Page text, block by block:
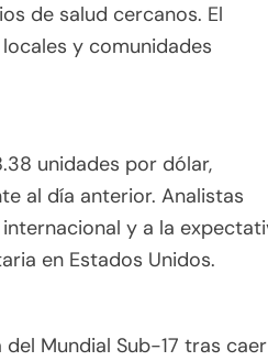
de salud cercanos. El
y comunidades
unidades por dólar,
al día anterior. Analistas
y a la
en Estados Unidos.
Mundial Sub-17 tras caer